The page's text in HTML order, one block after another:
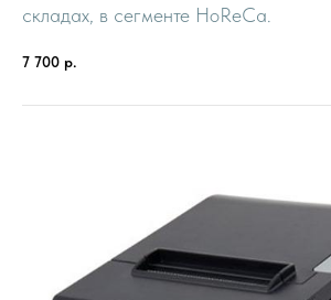
складах, в сегменте HoReCa.
7 700 р.